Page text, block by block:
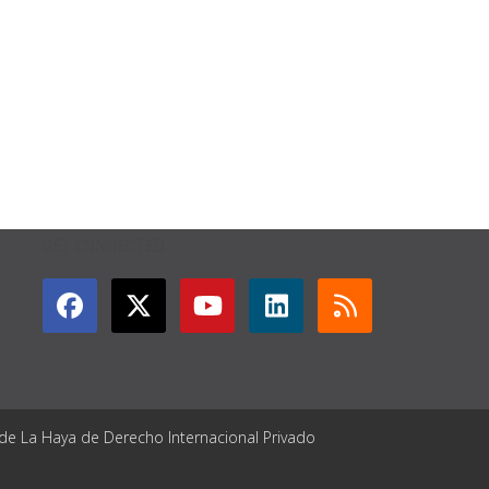
La Haya de Derecho Internacional Privado